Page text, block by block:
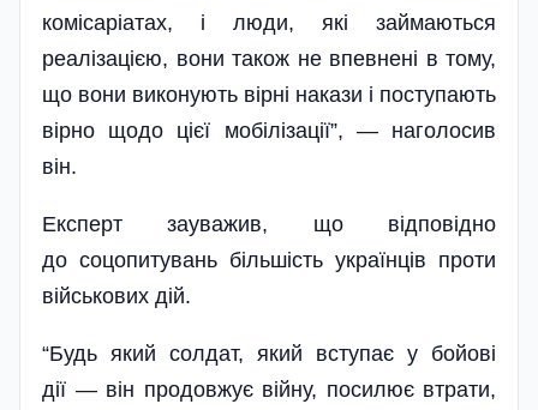
комісаріатах, і люди, які займаються
реалізацією, вони також не впевнені в тому,
що вони виконують вірні накази і поступають
вірно щодо цієї мобілізації”, — наголосив
він.
Експерт зауважив, що відповідно
до соцопитувань більшість українців проти
військових дій.
“Будь який солдат, який вступає у бойові
дії — він продовжує війну, посилює втрати,